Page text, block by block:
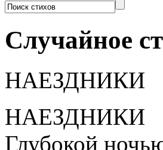
Случайное
НАЕЗДНИКИ
НАЕЗДНИКИ
Глубокой